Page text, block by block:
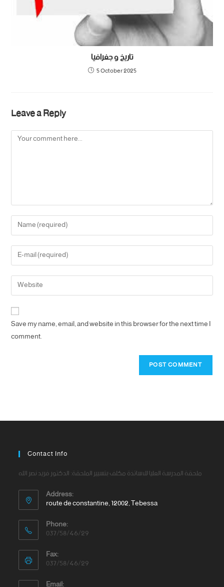
تاريخ و جغرافيا
5 October 2025
Leave a Reply
Save my name, email, and website in this browser for the next time I
comment.
Contact Info
ملحقة المدرسة العليا للاساتذة مكلف بتسيير الملحقة: الدكتور فريد نصر الله
Address:
route de constantine, 12002, Tebessa
Phone:
037/58/46/29
Fax:
037/58/46/29